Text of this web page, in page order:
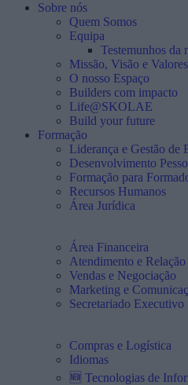
Sobre nós
Quem Somos
Equipa
Testemunhos da
Missão, Visão e Valores
O nosso Espaço
Builders com impacto
Life@SKOLAE
Build your future
Formação
Liderança e Gestão de
Desenvolvimento
Formação para
Recursos Humanos
Área Jurídica
Área Financeira
Atendimento e
Vendas e Negociação
Marketing e
Secretariado Executivo
Compras e Logística
Idiomas
🆕 Tecnologias de